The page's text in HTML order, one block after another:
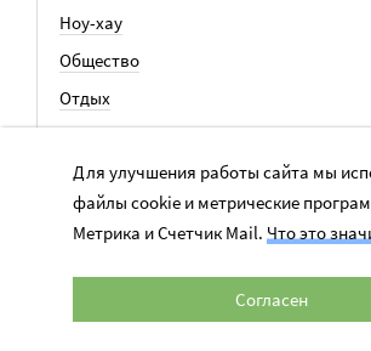
Ноу-хау
Общество
Отдых
Семья
События
ВСЕ СТАТЬИ
Для улучшения работы сайта мы
файлы cookie и метрические
Метрика и Счетчик Mail. Что это
Согласен